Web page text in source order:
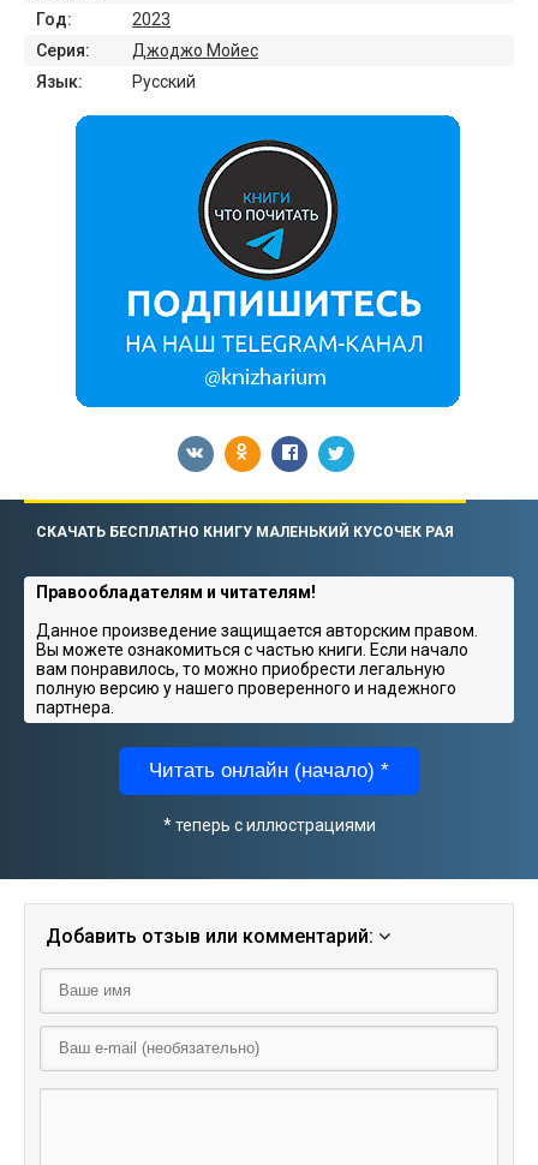
Год:
2023
Серия:
Джоджо Мойес
Язык:
Русский
СКАЧАТЬ БЕСПЛАТНО КНИГУ МАЛЕНЬКИЙ КУСОЧЕК РАЯ
Правообладателям и читателям!
Данное произведение защищается авторским правом.
Вы можете ознакомиться с частью книги. Если начало
вам понравилось, то можно приобрести легальную
полную версию у нашего проверенного и надежного
партнера.
Читать онлайн (начало) *
* теперь с иллюстрациями
Добавить отзыв или комментарий: